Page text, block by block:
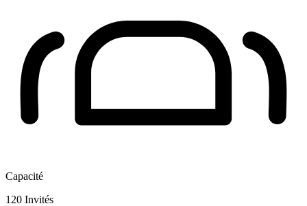
Capacité
120 Invités